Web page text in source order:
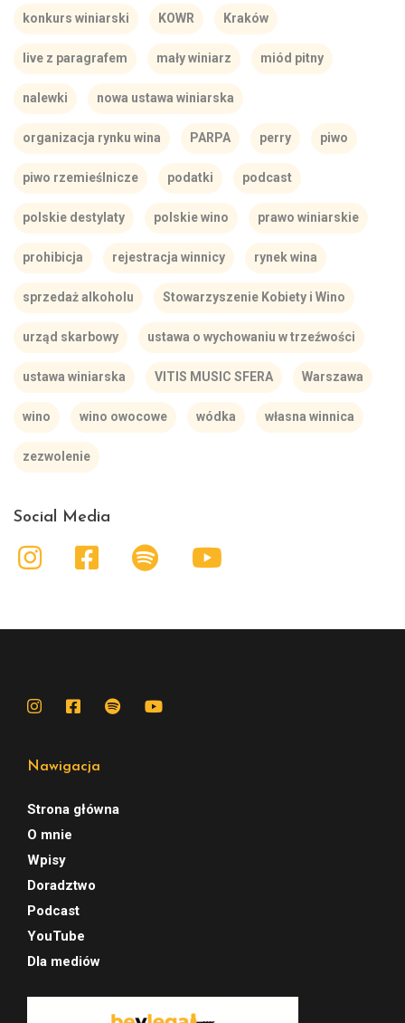
konkurs winiarski KOWR Kraków
live z paragrafem mały winiarz miód pitny
nalewki nowa ustawa winiarska
organizacja rynku wina PARPA perry piwo
piwo rzemieślnicze podatki podcast
polskie destylaty polskie wino prawo winiarskie
prohibicja rejestracja winnicy rynek wina
sprzedaż alkoholu Stowarzyszenie Kobiety i Wino
urząd skarbowy ustawa o wychowaniu w trzeźwości
ustawa winiarska VITIS MUSIC SFERA Warszawa
wino wino owocowe wódka własna winnica
zezwolenie
Social Media
Nawigacja
Strona główna
O mnie
Wpisy
Doradztwo
Podcast
YouTube
Dla mediów